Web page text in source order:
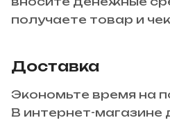
получаете товар и
Доставка
Экономьте время на
В интернет-магазине